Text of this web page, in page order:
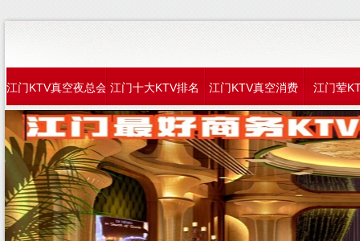
江门KTV真空夜总会 江门十大KTV排名 江门KTV真空消费 江门荤